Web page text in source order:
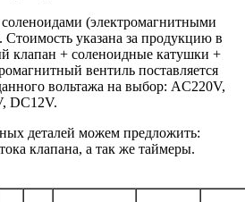
(электромагнитными
указана за продукцию в
клапан + соленоидные катушки +
вентиль поставляется
вольтажа на выбор: AC220V,
DC12V.
деталей можем предложить:
клапана, а так же таймеры.